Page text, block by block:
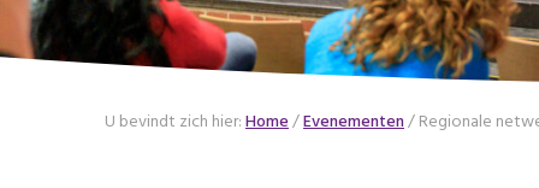
U bevindt zich hier:Home/Evenementen/Regionale